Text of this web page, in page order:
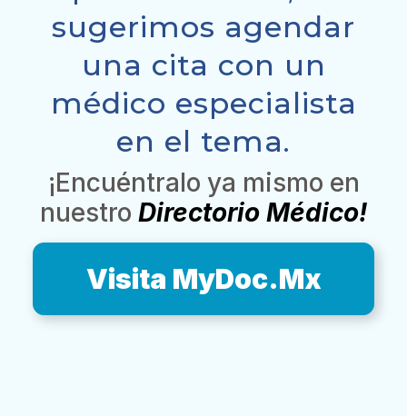
sugerimos agendar
una cita con un
médico especialista
en el tema.
¡Encuéntralo ya mismo en
nuestro Directorio Médico!
Visita MyDoc.Mx